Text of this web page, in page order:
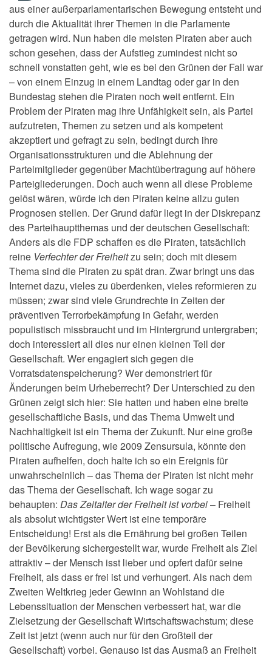
aus eineraußerparlamentarischen Bewegung entsteht und
durch die Aktualität ihrer Themen in die Parlamente
getragen wird. Nun haben die meisten Piraten aber auch
schon gesehen, dass der Aufstieg zumindest nicht so
schnell vonstatten geht, wie es bei den Grünen der Fall war
– von einem Einzug in einem Landtag oder gar in den
Bundestag stehen die Piraten noch weit entfernt. Ein
Problem der Piraten mag ihre Unfähigkeit sein, als Partei
aufzutreten, Themen zu setzen und als kompetent
akzeptiert und gefragt zu sein, bedingtdurch ihre
Organisationsstrukturen und die Ablehnung der
Parteimitglieder gegenüber Machtübertragung auf höhere
Parteigliederungen. Doch auch wenn all diese Probleme
gelöst wären, würde ich den Piraten keine allzu guten
Prognosen stellen. DerGrund dafür liegt in der Diskrepanz
des Parteihauptthemas und derdeutschen Gesellschaft:
Anders als die FDP schaffen es die Piraten, tatsächlich
reine Verfechter der Freiheitzu sein; doch mit diesem
Thema sind die Piraten zu spät dran. Zwarbringt uns das
Internet dazu, vieles zu überdenken, vieles reformieren zu
müssen; zwar sind viele Grundrechte in Zeiten der
präventiven Terrorbekämpfung in Gefahr, werden
populistisch missbraucht und im Hintergrund untergraben;
doch interessiert all dies nur einen kleinen Teil der
Gesellschaft. Wer engagiert sich gegen die
Vorratsdatenspeicherung? Wer demonstriert für
Änderungen beim Urheberrecht? Der Unterschied zu den
Grünen zeigtsich hier: Sie hatten und haben eine breite
gesellschaftliche Basis, und das Thema Umwelt und
Nachhaltigkeit ist ein Thema der Zukunft. Nur eine große
politische Aufregung, wie2009 Zensursula, könnte den
Piraten aufhelfen, doch halte ich so ein Ereignis für
unwahrscheinlich – das Thema der Piraten ist nicht mehr
das Thema der Gesellschaft. Ich wage sogar zu
behaupten: Das Zeitalter der Freiheit ist vorbei– Freiheit
als absolut wichtigster Wert ist eine temporäre
Entscheidung! Erst als die Ernährung bei großen Teilen
der Bevölkerung sichergestellt war, wurde Freiheit als Ziel
attraktiv –der Mensch isst lieber und opfert dafür seine
Freiheit, als dass erfrei ist und verhungert. Als nach dem
Zweiten Weltkrieg jederGewinn an Wohlstand die
Lebenssituation der Menschen verbessert hat, war die
Zielsetzung der GesellschaftWirtschaftswachstum; diese
Zeit ist jetzt (wenn auch nur für den Großteil der
Gesellschaft) vorbei. Genauso ist das Ausmaß an Freiheit